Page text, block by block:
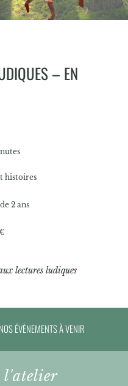
– EN
histoires
2 ans
lectures ludiques
ÉVÈNEMENTS À VENIR
l'atelier